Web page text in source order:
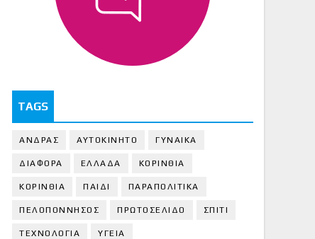
TAGS
ΑΝΔΡΑΣ ΑΥΤΟΚΙΝΗΤΟ ΓΥΝΑΙΚΑ
ΔΙΑΦΟΡΑ ΕΛΛΑΔΑ ΚΟΡΙΝΘΙΑ
ΚΟΡΙΝΘΙA ΠΑΙΔΙ ΠΑΡΑΠΟΛΙΤΙΚΑ
ΠΕΛΟΠΟΝΝΗΣΟΣ ΠΡΩΤΟΣΕΛΙΔΟ ΣΠΙΤΙ
ΤΕΧΝΟΛΟΓΙΑ ΥΓΕΙΑ